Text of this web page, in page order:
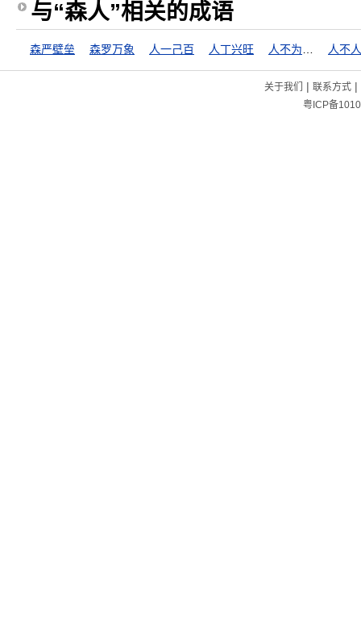
与“森人”相关的成语
森严壁垒 森罗万象 人一己百 人丁兴旺
关于我们 | 联系方式|
粤ICP备